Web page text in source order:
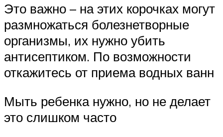
Это важно – на этих корочках могут
размножаться болезнетворные
организмы, их нужно убить
антисептиком. По возможности
откажитесь от приема водных ванн
Мыть ребенка нужно, но не делает
это слишком часто